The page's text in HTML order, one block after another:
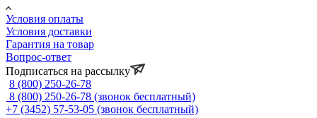
Условия оплаты
Условия доставки
Гарантия на товар
Вопрос-ответ
Подписаться на рассылку
8 (800) 250-26-78
8 (800) 250-26-78 (звонок бесплатный)
+7 (3452) 57-53-05 (звонок бесплатный)